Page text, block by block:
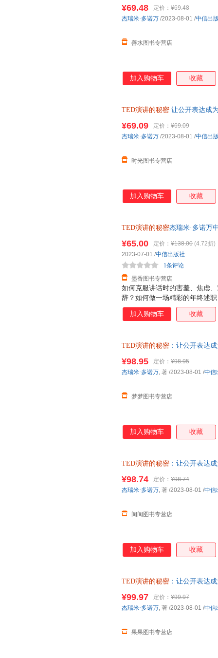
¥69.48 定价： ¥69.48
善水图书专营店
杰瑞米·多诺万 /2023-08-01 /中信出
加入购物车 收藏
TED演讲的秘密 让公开表达成
¥69.09 定价： ¥69.09
时光图书专营店
杰瑞米·多诺万 /2023-08-01 /中信出
加入购物车 收藏
TED演讲的秘密杰瑞米·多诺万
如何克服讲话时的害羞、焦虑
辞？如何做一场精彩的年终述
赢得更大筹码？…… 工作、生
事实上，一切公开表达都属于
经验和心得，以65 场经典
人心，怎样表达才能引爆现场
树立自己的影响力，成功吸引
¥65.00 定价： ¥138.00 (4.72折)
墨香图书专营店
1条评论
2023-07-01 /中信出版社
加入购物车 收藏
TED演讲的秘密 ：让公开表达
¥98.95 定价： ¥98.95
梦梦图书专营店
杰瑞米·多诺万, 著 /2023-08-01 /中信
加入购物车 收藏
TED演讲的秘密 ：让公开表达
¥98.74 定价： ¥98.74
阅阅图书专营店
杰瑞米·多诺万, 著 /2023-08-01 /中信
加入购物车 收藏
TED演讲的秘密 ：让公开表达
¥99.97 定价： ¥99.97
果果图书专营店
杰瑞米·多诺万, 著 /2023-08-01 /中信